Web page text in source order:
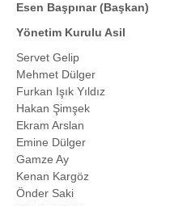
Esen Başpınar (Başkan)
Yönetim Kurulu Asil
Servet Gelip
Mehmet Dülger
Furkan Işık Yıldız
Hakan Şimşek
Ekram Arslan
Emine Dülger
Gamze Ay
Kenan Kargöz
Önder Saki